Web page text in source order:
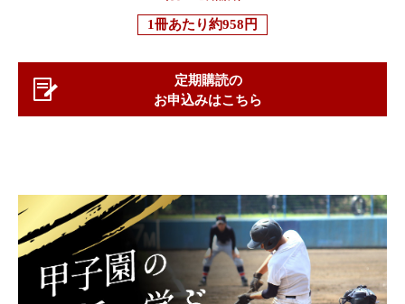
1冊あたり約958円
定期購読の
お申込みはこちら